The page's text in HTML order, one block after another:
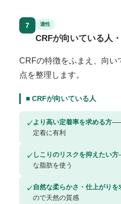
7 適性
CRFが向いている人
CRFの特徴をふまえ、向い
点を整理します。
■ CRFが向いている人
✓より高い定着率を求める方——
定着に有利
✓ しこりのリスクを抑えたい方
な脂肪を使う
✓自然な柔らかさ・仕上がりを
ので天然の質感